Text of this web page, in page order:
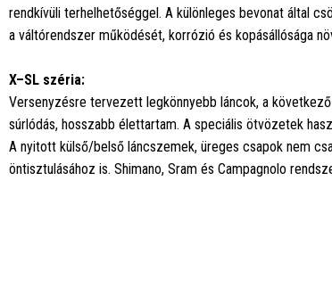
rendkívüli terhelhetőséggel. A különleges bevonat által
a váltórendszer működését, korrózió és kopásállósága
X–SL széria:
Versenyzésre tervezett legkönnyebb láncok, a
súrlódás, hosszabb élettartam. A speciális ötvözetek
A nyitott külső/belső láncszemek, üreges csapok nem
öntisztulásához is. Shimano, Sram és Campagnolo